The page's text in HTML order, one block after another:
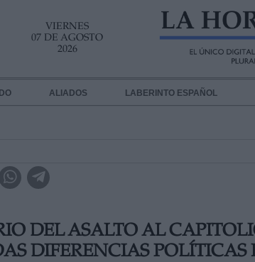
VIERNES
07 DE AGOSTO
2026
ALIADOS LABERINTO ESPAÑOL
DEL ASALTO AL
DIFERENCIAS POLÍTICAS
DE TUS DATOS